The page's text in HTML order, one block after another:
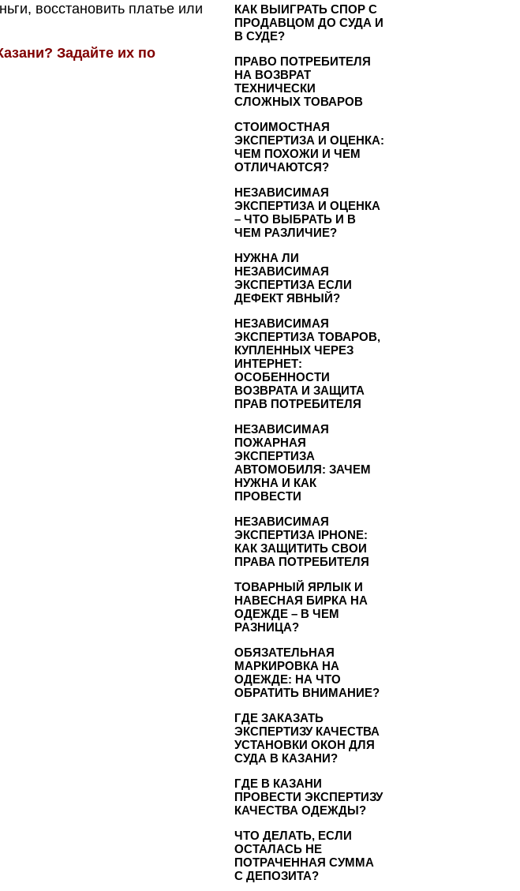
восстановить платье или
Задайте их по
КАК ВЫИГРАТЬ СПОР С
ПРОДАВЦОМ ДО СУДА И
В СУДЕ?
ПРАВО ПОТРЕБИТЕЛЯ
НА ВОЗВРАТ
ТЕХНИЧЕСКИ
СЛОЖНЫХ ТОВАРОВ
СТОИМОСТНАЯ
ЭКСПЕРТИЗА И ОЦЕНКА:
ЧЕМ ПОХОЖИ И ЧЕМ
ОТЛИЧАЮТСЯ?
НЕЗАВИСИМАЯ
ЭКСПЕРТИЗА И ОЦЕНКА
– ЧТО ВЫБРАТЬ И В
ЧЕМ РАЗЛИЧИЕ?
НУЖНА ЛИ
НЕЗАВИСИМАЯ
ЭКСПЕРТИЗА ЕСЛИ
ДЕФЕКТ ЯВНЫЙ?
НЕЗАВИСИМАЯ
ЭКСПЕРТИЗА ТОВАРОВ,
КУПЛЕННЫХ ЧЕРЕЗ
ИНТЕРНЕТ:
ОСОБЕННОСТИ
ВОЗВРАТА И ЗАЩИТА
ПРАВ ПОТРЕБИТЕЛЯ
НЕЗАВИСИМАЯ
ПОЖАРНАЯ
ЭКСПЕРТИЗА
АВТОМОБИЛЯ: ЗАЧЕМ
НУЖНА И КАК
ПРОВЕСТИ
НЕЗАВИСИМАЯ
ЭКСПЕРТИЗА IPHONE:
КАК ЗАЩИТИТЬ СВОИ
ПРАВА ПОТРЕБИТЕЛЯ
ТОВАРНЫЙ ЯРЛЫК И
НАВЕСНАЯ БИРКА НА
ОДЕЖДЕ – В ЧЕМ
РАЗНИЦА?
ОБЯЗАТЕЛЬНАЯ
МАРКИРОВКА НА
ОДЕЖДЕ: НА ЧТО
ОБРАТИТЬ ВНИМАНИЕ?
ГДЕ ЗАКАЗАТЬ
ЭКСПЕРТИЗУ КАЧЕСТВА
УСТАНОВКИ ОКОН ДЛЯ
СУДА В КАЗАНИ?
ГДЕ В КАЗАНИ
ПРОВЕСТИ ЭКСПЕРТИЗУ
КАЧЕСТВА ОДЕЖДЫ?
ЧТО ДЕЛАТЬ, ЕСЛИ
ОСТАЛАСЬ НЕ
ПОТРАЧЕННАЯ СУММА
С ДЕПОЗИТА?